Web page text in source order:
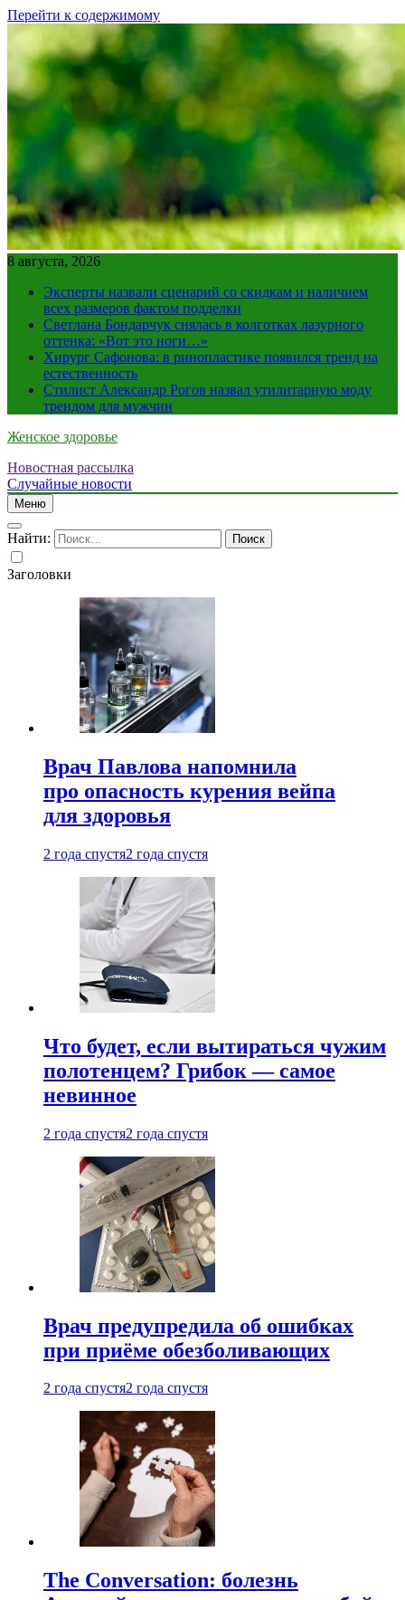
Перейти к содержимому
8 августа, 2026
Эксперты назвали сценарий со скидкам и наличием
всех размеров фактом подделки
Светлана Бондарчук снялась в колготках лазурного
оттенка: «Вот это ноги…»
Хирург Сафонова: в ринопластике появился тренд на
естественность
Стилист Александр Рогов назвал утилитарную моду
трендом для мужчин
Женское здоровье
Новостная рассылка
Случайные новости
Меню
Найти:
Заголовки
Врач Павлова напомнила
про опасность курения вейпа
для здоровья
2 года спустя2 года спустя
Что будет, если вытираться чужим
полотенцем? Грибок — самое
невинное
2 года спустя2 года спустя
Врач предупредила об ошибках
при приëме обезболивающих
2 года спустя2 года спустя
The Conversation: болезнь